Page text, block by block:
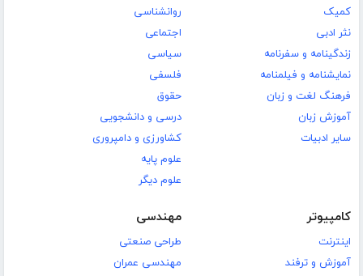
کمیک
نثر ادبی
زندگینامه و سفرنامه
نمایشنامه و فیلمنامه
فرهنگ لغت و زبان
آموزش زبان
سایر ادبیات
روانشناسی
اجتماعی
سیاسی
فلسفی
حقوق
درسی و دانشجویی
کشاورزی و دامپروری
علوم پایه
علوم دیگر
کامپیوتر
اینترنت
آموزش و ترفند
مهندسی
طراحی صنعتی
مهندسی عمران